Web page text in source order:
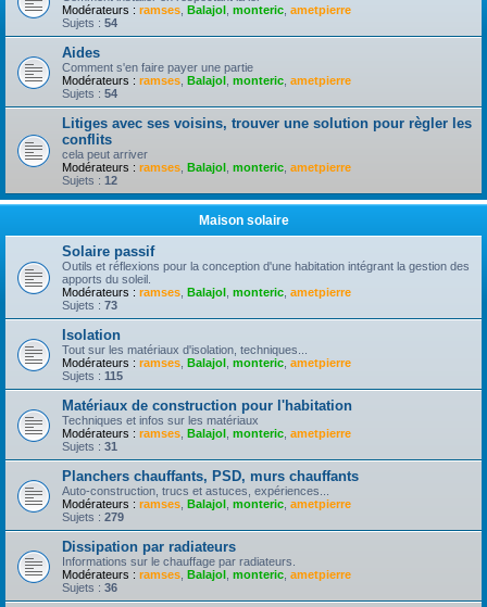
Modérateurs : ramses Balajol monteric ametpierre
Sujets : 54
Aides
Comment s'en faire payer une partie
Modérateurs : ramses Balajol monteric ametpierre
Sujets : 54
Litiges avec ses voisins, trouver une solution pour règler les
conflits
cela peut arriver
Modérateurs : ramses Balajol monteric ametpierre
Sujets : 12
Maison solaire
Solaire passif
Outils et réflexions pour la conception d'une habitation intégrant la gestion des
apports du soleil.
Modérateurs : ramses Balajol monteric ametpierre
Sujets : 73
Isolation
Tout sur les matériaux d'isolation, techniques...
Modérateurs : ramses Balajol monteric ametpierre
Sujets : 115
Matériaux de construction pour l'habitation
Techniques et infos sur les matériaux
Modérateurs : ramses Balajol monteric ametpierre
Sujets : 31
Planchers chauffants, PSD, murs chauffants
Auto-construction, trucs et astuces, expériences...
Modérateurs : ramses Balajol monteric ametpierre
Sujets : 279
Dissipation par radiateurs
Informations sur le chauffage par radiateurs.
Modérateurs : ramses Balajol monteric ametpierre
Sujets : 36